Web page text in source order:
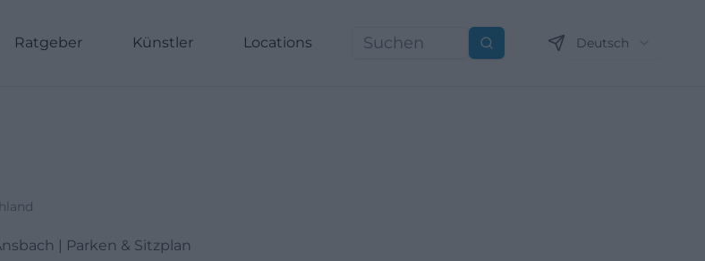
Ratgeber Künstler Locations Suchen Deutsch
| Parken & Sitzplan